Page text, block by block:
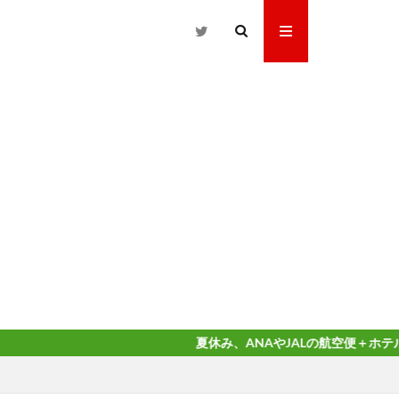
夏休み、ANAやJALの航空便＋ホテルのダイナミック